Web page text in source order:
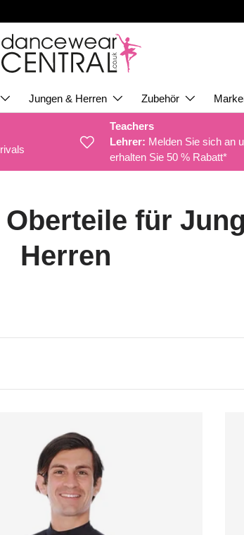
Jungen & Herren Zubehör
Teachers
Lehrer: Melden Sie sich an
erhalten Sie 50 % Rabatt*
für
Herren